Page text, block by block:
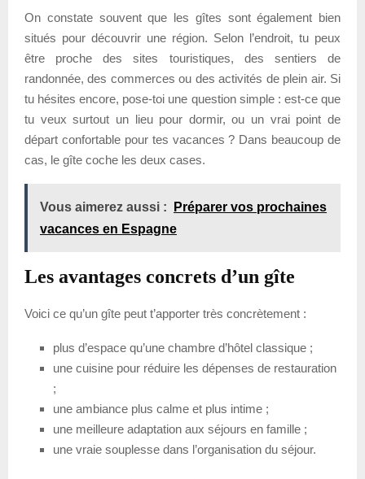
On constate souvent que les gîtes sont également bien
situés pour découvrir une région. Selon l’endroit, tu peux
être proche des sites touristiques, des sentiers de
randonnée, des commerces ou des activités de plein air. Si
tu hésites encore, pose-toi une question simple : est-ce que
tu veux surtout un lieu pour dormir, ou un vrai point de
départ confortable pour tes vacances ? Dans beaucoup de
cas, le gîte coche les deux cases.
Vous aimerez aussi :
Préparer vos prochaines
vacances en Espagne
Les avantages concrets d’un gîte
Voici ce qu’un gîte peut t’apporter très concrètement :
plus d’espace qu’une chambre d’hôtel classique ;
une cuisine pour réduire les dépenses de restauration
;
une ambiance plus calme et plus intime ;
une meilleure adaptation aux séjours en famille ;
une vraie souplesse dans l’organisation du séjour.